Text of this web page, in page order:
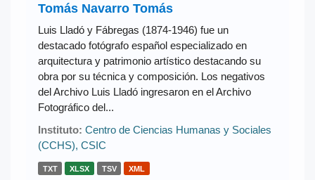
Tomás Navarro Tomás
Luis Lladó y Fábregas (1874-1946) fue un
destacado fotógrafo español especializado en
arquitectura y patrimonio artístico destacando su
obra por su técnica y composición. Los negativos
del Archivo Luis Lladó ingresaron en el Archivo
Fotográfico del...
Instituto: Centro de Ciencias Humanas y Sociales
(CCHS), CSIC
TXT XLSX TSV XML